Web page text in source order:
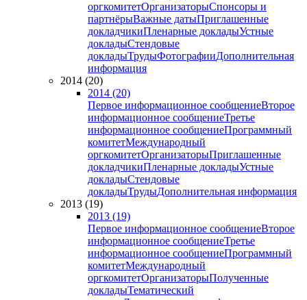
оргкомитетОрганизаторыСпонсоры и
партнёрыВажные датыПриглашенные
докладчикиПленарные докладыУстные
докладыСтендовые
докладыТрудыФотографииДополнительная
информация
2014 (20)
2014 (20)
Первое информационное сообщениеВторое
информационное сообщениеТретье
информационное сообщениеПрограммный
комитетМеждународный
оргкомитетОрганизаторыПриглашенные
докладчикиПленарные докладыУстные
докладыСтендовые
докладыТрудыДополнительная информация
2013 (19)
2013 (19)
Первое информационное сообщениеВторое
информационное сообщениеТретье
информационное сообщениеПрограммный
комитетМеждународный
оргкомитетОрганизаторыПолученные
докладыТематический